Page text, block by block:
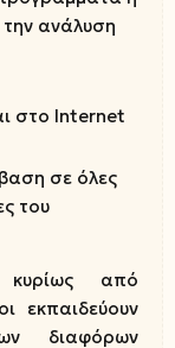
ανάλυση
στο Internet
σε όλες
του
κυρίως από
εκπαιδεύουν
διαφόρων